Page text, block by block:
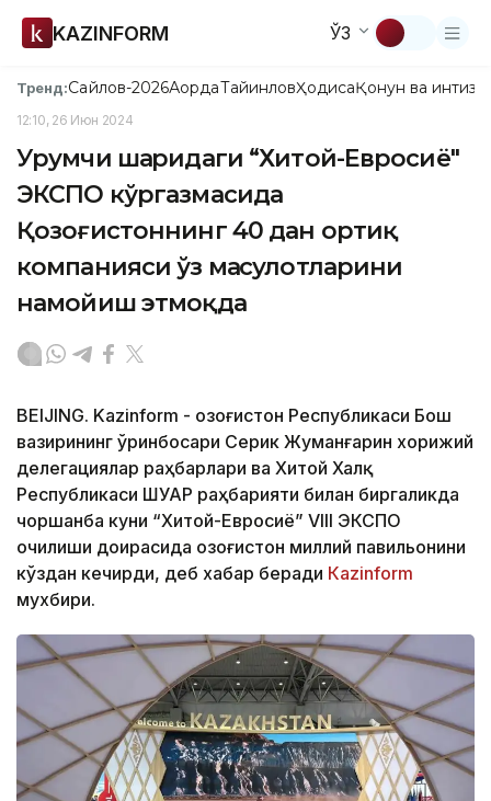
KAZINFORM ЎЗ
Тренд:Сайлов-2026АқордаТайинловҲодисаҚонун ва
12:10, 26 Июн 2024
Урумчи шаҳридаги “Хитой-Евросиё"
ЭКСПО кўргазмасида
Қозоғистоннинг 40 дан ортиқ
компанияси ўз маҳсулотларини
намойиш этмоқда
BEIJING. Kazinform - Қозоғистон Республикаси Бош
вазирининг ўринбосари Серик Жуманғарин хорижий
делегациялар раҳбарлари ва Хитой Халқ
Республикаси ШУАР раҳбарияти билан биргаликда
чоршанба куни “Хитой-Евросиё” VIII ЭКСПО
очилиши доирасида Қозоғистон миллий павильонини
кўздан кечирди, деб хабар беради Кazinform
мухбири.